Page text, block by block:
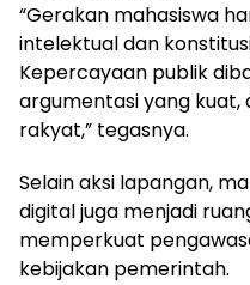
“Gerakan mahasiswa
intelektual dan
Kepercayaan publik
argumentasi yang
rakyat,” tegasnya.
Selain aksi lapangan,
digital juga menjadi
memperkuat
kebijakan pemerintah.